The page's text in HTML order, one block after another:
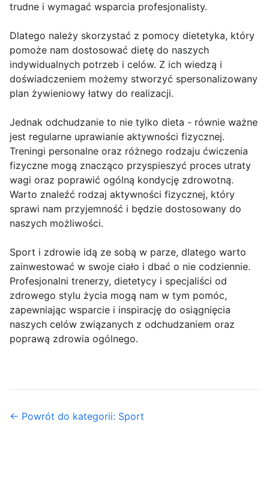
trudne i wymagać wsparcia profesjonalisty.
Dlatego należy skorzystać z pomocy dietetyka, który
pomoże nam dostosować dietę do naszych
indywidualnych potrzeb i celów. Z ich wiedzą i
doświadczeniem możemy stworzyć spersonalizowany
plan żywieniowy łatwy do realizacji.
Jednak odchudzanie to nie tylko dieta - równie ważne
jest regularne uprawianie aktywności fizycznej.
Treningi personalne oraz różnego rodzaju ćwiczenia
fizyczne mogą znacząco przyspieszyć proces utraty
wagi oraz poprawić ogólną kondycję zdrowotną.
Warto znaleźć rodzaj aktywności fizycznej, który
sprawi nam przyjemność i będzie dostosowany do
naszych możliwości.
Sport i zdrowie idą ze sobą w parze, dlatego warto
zainwestować w swoje ciało i dbać o nie codziennie.
Profesjonalni trenerzy, dietetycy i specjaliści od
zdrowego stylu życia mogą nam w tym pomóc,
zapewniając wsparcie i inspirację do osiągnięcia
naszych celów związanych z odchudzaniem oraz
poprawą zdrowia ogólnego.
← Powrót do kategorii: Sport